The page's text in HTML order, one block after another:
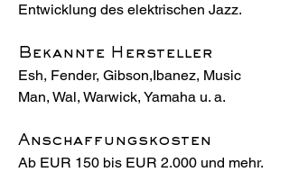
Entwicklung des elektrischen Jazz.
Bekannte Hersteller
Esh, Fender, Gibson,Ibanez, Music
Man, Wal, Warwick, Yamaha u. a.
Anschaffungskosten
Ab EUR 150 bis EUR 2.000 und mehr.